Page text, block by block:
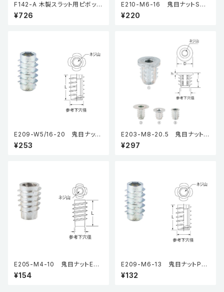
F142-A 木製スラット用ピボット
ヒンジ
¥726
E210-M6-16 鬼目ナットSタ
イプ（5個入り）
¥220
E209-W5/16-20 鬼目ナット
Pタイプ（5個入り）
¥253
E203-M8-20.5 鬼目ナットB
タイプ（5個入り）
¥297
E205-M4-10 鬼目ナットEタ
イプ（5個入り）
¥154
E209-M6-13 鬼目ナットPタ
イプ（5個入り）
¥132